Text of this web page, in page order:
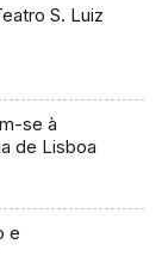
S. Luiz
se à
de Lisboa
e